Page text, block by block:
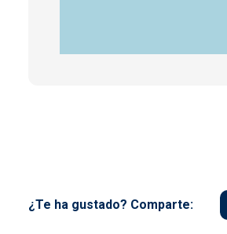
¿Te ha gustado? Comparte: